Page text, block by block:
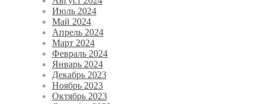
Июль 2024
Май 2024
Апрель 2024
Март 2024
Февраль 2024
Январь 2024
Декабрь 2023
Ноябрь 2023
Октябрь 2023